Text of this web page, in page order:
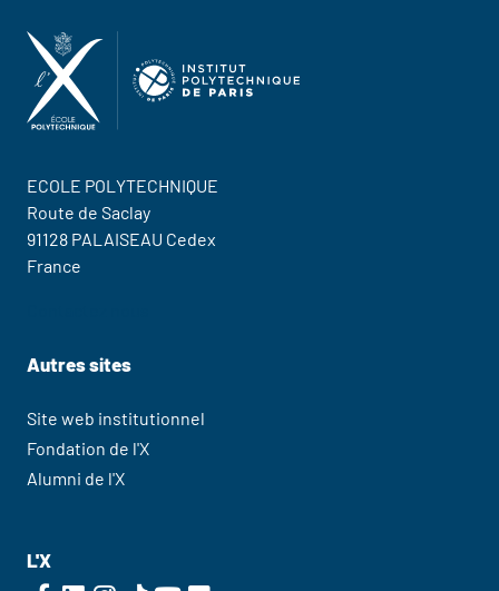
ECOLE POLYTECHNIQUE
Route de Saclay
91128 PALAISEAU Cedex
France
Autres sites
Site web institutionnel
Fondation de l'X
Alumni de l'X
L'X